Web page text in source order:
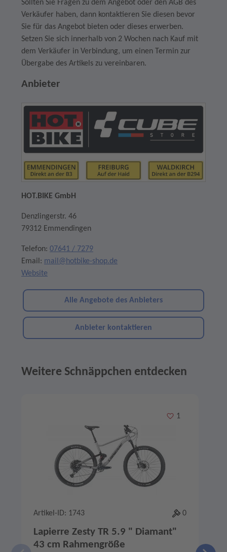
Sollten Sie Fragen zu dem Angebot oder den AGB des
Verkäufer haben, dann kontaktieren Sie diesen bevor
Sie für das Angebot bieten oder dieses erwerben.
Setzen Sie sich innerhalb von 2 Wochen nach Kauf mit
dem Verkäufer in Verbindung, um einen Termin zur
Übergabe des Artikels zu vereinbaren.
Anbieter
HOT.BIKE GmbH
Denzlingerstr. 46
79312 Emmendingen
Telefon: 07641 / 7279
Email: mail@hotbike-shop.de
Website
Alle Angebote des Anbieters
Anbieter kontaktieren
Weitere Schnäppchen entdecken
Merken
1
Artikel-ID: 1743 0
Lapierre Zesty TR 5.9 " Diamant"
43 cm Rahmengröße